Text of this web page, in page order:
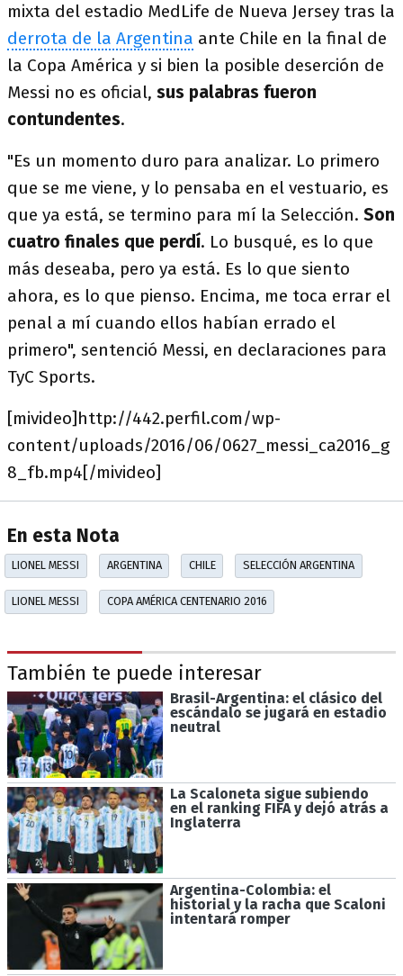
mixta del estadio MedLife de Nueva Jersey tras la
derrota de la Argentina ante Chile en la final de
la Copa América y si bien la posible deserción de
Messi no es oficial, sus palabras fueron
contundentes.
"Es un momento duro para analizar. Lo primero
que se me viene, y lo pensaba en el vestuario, es
que ya está, se termino para mí la Selección. Son
cuatro finales que perdí. Lo busqué, es lo que
más deseaba, pero ya está. Es lo que siento
ahora, es lo que pienso. Encima, me toca errar el
penal a mí cuando ellos habían errado el
primero", sentenció Messi, en declaraciones para
TyC Sports.
[mivideo]http://442.perfil.com/wp-
content/uploads/2016/06/0627_messi_ca2016_g
8_fb.mp4[/mivideo]
En esta Nota
LIONEL MESSI ARGENTINA CHILE SELECCIÓN ARGENTINA
LIONEL MESSI COPA AMÉRICA CENTENARIO 2016
También te puede interesar
Brasil-Argentina: el clásico del
escándalo se jugará en estadio
neutral
La Scaloneta sigue subiendo
en el ranking FIFA y dejó atrás a
Inglaterra
Argentina-Colombia: el
historial y la racha que Scaloni
intentará romper